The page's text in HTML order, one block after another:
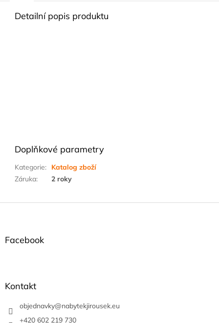
Detailní popis produktu
Doplňkové parametry
Kategorie:
Katalog zboží
Záruka: 2 roky
Z
Facebook
Kontakt
objednavky@nabytekjirousek.eu
+420 602 219 730